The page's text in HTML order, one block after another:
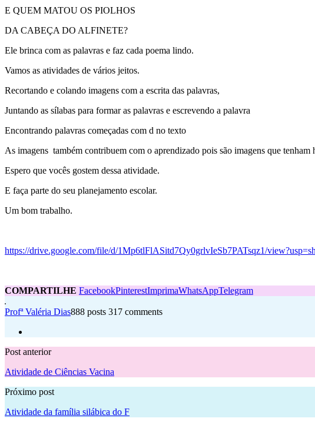
E QUEM MATOU OS PIOLHOS
DA CABEÇA DO ALFINETE?
Ele brinca com as palavras e faz cada poema lindo.
Vamos as atividades de vários jeitos.
Recortando e colando imagens com a escrita das palavras,
Juntando as sílabas para formar as palavras e escrevendo a palavra
Encontrando palavras começadas com d no texto
As imagens também contribuem com o aprendizado pois são imagens que tenham
Espero que vocês gostem dessa atividade.
E faça parte do seu planejamento escolar.
Um bom trabalho.
https://drive.google.com/file/d/1Mp6tlFlASitd7Qy0grlvIeSb7PATsqz1/
COMPARTILHE FacebookPinterestImprimaWhatsAppTelegram
Profª Valéria Dias888 posts 317 comments
Post anterior
Atividade de Ciências Vacina
Próximo post
Atividade da família silábica do F